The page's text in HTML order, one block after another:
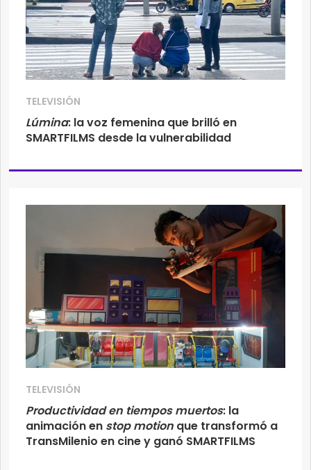
TELEVISIÓN
Lúmina: la voz femenina que brilló en
SMARTFILMS desde la vulnerabilidad
TELEVISIÓN
Productividad en tiempos muertos: la
animación en stop motion que transformó a
TransMilenio en cine y ganó SMARTFILMS